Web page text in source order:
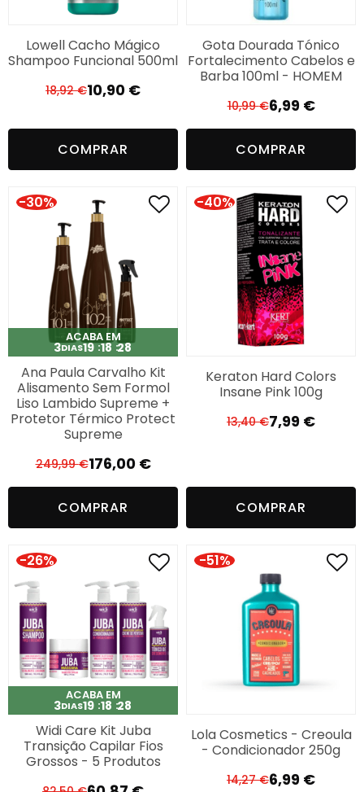
Lowell Cacho Mágico
Shampoo Funcional 500ml
18,92€ O
era:
10,90 €
O
é:
COMPRAR
Gota Dourada Tónico
Fortalecimento Cabelos e
Barba 100ml - HOMEM
10,99€O
preço
original
era:
10,99 €.
6,99 €
O
preço
atual
é:
6,99 €.
COMPRAR
-30%
ACABA EM
3DIAS19 18 27
Ana Paula Carvalho Kit
Alisamento Sem Formol
Liso Lambido Supreme +
Protetor Térmico Protect
Supreme
249,99€ O
preço
original
era:
249,99 €.
176,00 €
O
preço
atual
é:
176,00 €.
COMPRAR
-40%
Keraton Hard Colors
Insane Pink 100g
13,40€O
era:
13,40 €.
7,99 €
O
é:
7,99 €.
COMPRAR
-26%
ACABA EM
3DIAS19 18 27
Widi Care Kit Juba
Transição Capilar Fios
Grossos - 5 Produtos
-51%
Lola Cosmetics - Creoula
- Condicionador 250g
14,27€O
6,99 €
O